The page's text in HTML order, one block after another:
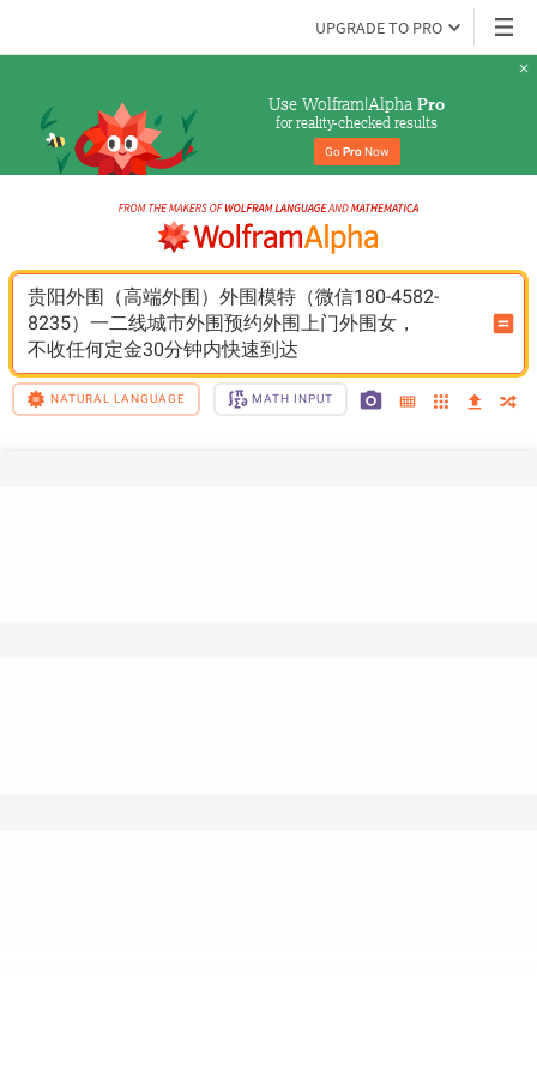
UPGRADE TO PRO
Use Wolfram|Alpha Pro
for reality-checked results
Go Pro Now
贵阳外围（高端外围）外围模特（微信180-4582-
8235）一二线城市外围预约外围上门外围女，
不收任何定金30分钟内快速到达
NATURAL LANGUAGE MATH INPUT